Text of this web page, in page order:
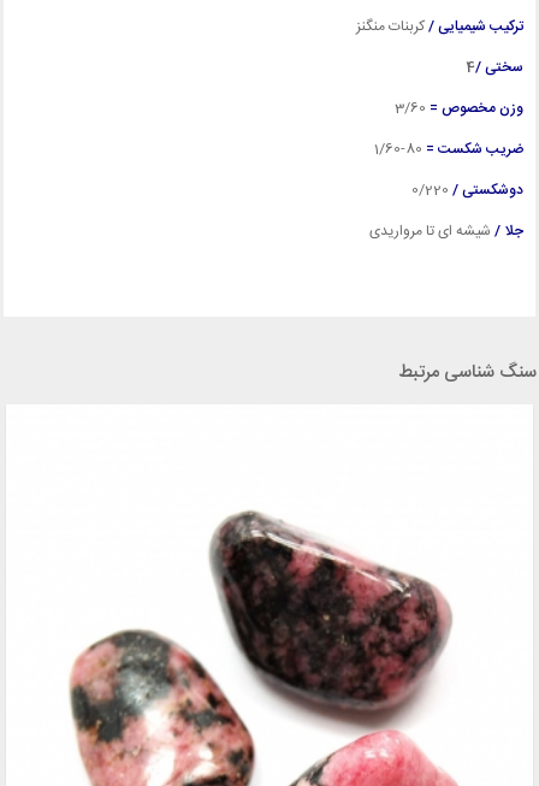
ترکیب شیمیایی /کربنات منگنز
سختی /4
وزن مخصوص = 3/60
ضریب شکست =
دوشکستی /
جلا / شیشه ای تا مرواریدی
سنگ شناسی مرتبط